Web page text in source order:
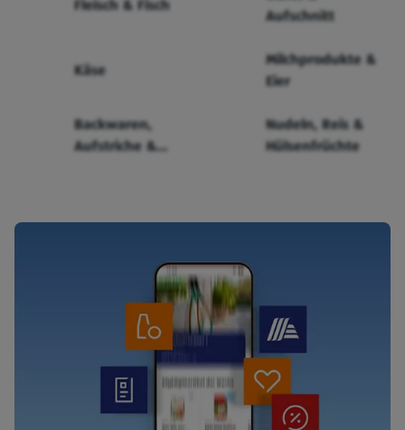
Fleisch & Fisch
Aufschnitt
Käse
Milchprodukte &
Eier
Backwaren,
Aufstriche &
Nudeln, Reis &
Hülsenfrüchte